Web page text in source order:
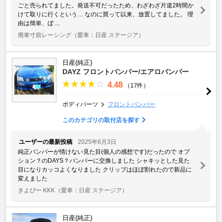
ごと売られてました。発送不可だったため、わざわざ片道2時間か
けて取りに行くという… なのに買って以来、放置してました。 理
由は簡単、ぼ ...
廃車寸前レーシング （愛車：日産 ステージア）
日産(純正)
DAYZ フロントバンパー/エアロバンパー
4.48 （17件）
ボディパーツ フロントバンパー
このカテゴリの取付店を探す
ユーザーの最新投稿
2025年6月3日
純正バンパーが情けない見た目(個人の感想です)だったので オプ
ション？のDAYS？バンパーに交換しました シャキッとした見た
目になりカッコよくなりました クリップはほぼ割れたので新品に
変えました
きよぴー KKK （愛車：日産 ステージア）
日産(純正)